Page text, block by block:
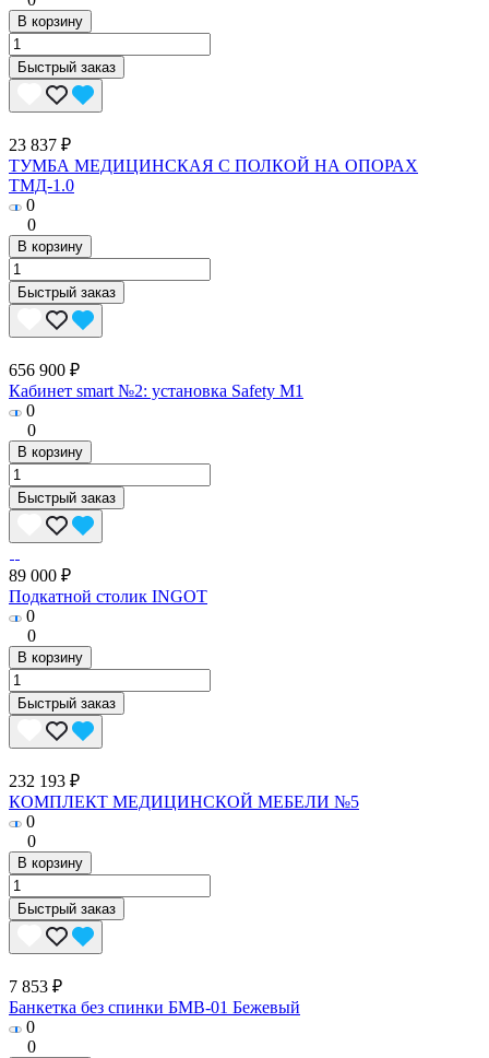
В корзину
Быстрый заказ
23 837 ₽
ТУМБА МЕДИЦИНСКАЯ С ПОЛКОЙ НА ОПОРАХ
ТМД-1.0
0
0
В корзину
Быстрый заказ
656 900 ₽
Кабинет smart №2: установка Safety M1
0
0
В корзину
Быстрый заказ
89 000 ₽
Подкатной столик INGOT
0
0
В корзину
Быстрый заказ
232 193 ₽
КОМПЛЕКТ МЕДИЦИНСКОЙ МЕБЕЛИ №5
0
0
В корзину
Быстрый заказ
7 853 ₽
Банкетка без спинки БМВ-01 Бежевый
0
0